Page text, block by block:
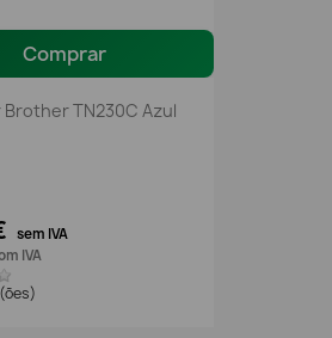
Comprar
TN230C Azul
sem IVA
IVA